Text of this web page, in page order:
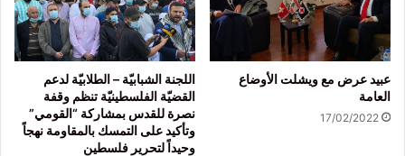
عبيد عرض مع ويشلت الأوضاع
العامة
17/02/2022
اللجنة الشبابيّة – الطلابيّة لدعم
القضيّة الفلسطينيّة تنظم وقفة
نصرة للقدس بمشاركة “القومي”
وتأكيد على التمسك بالمقاومة نهجاً
وحيداً لتحرير فلسطين